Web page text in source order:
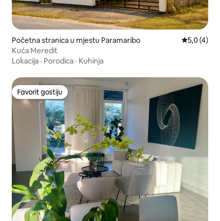
Početna stranica u mjestu Paramaribo prosječna
5,0 (4)
Kuća Meredit
Lokacija · Porodica · Kuhinja
Favorit gostiju
Favorit gostiju